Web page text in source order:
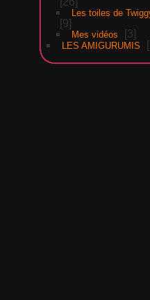
Les toiles de
9
Mes vidéos 3
LES AMIGURUMIS